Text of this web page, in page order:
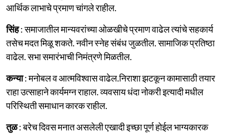
आर्थिक लाभाचे प्रमाण चांगले राहील.
सिंह: समाजातील मान्यवरांच्या ओळखीचे प्रमाण वाढेल त्यांचे सहकार्य
तसेच मदत मिळू शकते. नवीन स्नेह संबंध जुळतील. सामाजिक प्रतिष्ठा
वाढेल. सभा समारंभाची निमंत्रणे मिळतील.
कन्या: मनोबल व आत्मविश्वास वाढेल.निराशा झटकून कामासाठी तयार
राहा उत्साहाने कार्यमग्न राहाल. व्यवसाय धंदा नोकरी इत्यादी मधील
परिस्थिती समाधान कारक राहील.
तुळ: बरेच दिवस मनात असलेली एखादी इच्छा पूर्ण होईल भाग्यकारक